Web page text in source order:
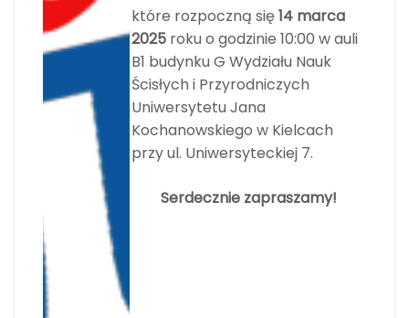
które rozpoczną się14 marca
2025 roku o godzinie 10:00 w auli
B1 budynku G Wydziału Nauk
Ścisłych i Przyrodniczych
Uniwersytetu Jana
Kochanowskiego w Kielcach
przy ul. Uniwersyteckiej 7.
Serdecznie zapraszamy!